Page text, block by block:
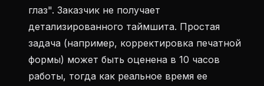
глаз". Заказчик не получает
детализированного таймшита. Простая
задача (например, корректировка печатной
формы) может быть оценена в 10 часов
работы, тогда как реальное время ее